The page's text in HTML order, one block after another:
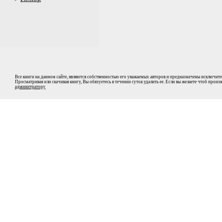
Все книги на данном сайте, являются собственностью его уважаемых авторов и предназначены
Просматривая или скачивая книгу, Вы обязуетесь в течении суток удалить ее. Если вы желаете чтоб
админитратору